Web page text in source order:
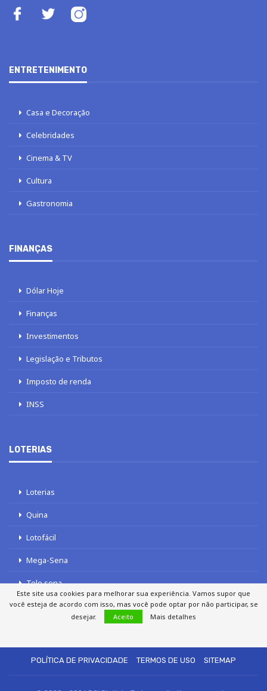
ENTRETENIMENTO
Casa e Decoração
Celebridades
Cinema & TV
Cultura
Gastronomia
FINANÇAS
Dólar Hoje
Finanças
Investimentos
Legislação e Tributos
Imposto de renda
INSS
LOTERIAS
Loterias
Quina
Lotofácil
Mega-Sena
Tele sena
POLÍTICA DE PRIVACIDADE
TERMOS DE USO SITEMAP
Este site usa cookies para melhorar sua experiência. Vamos supor que
você esteja de acordo com isso, mas você pode optar por não participar, se
desejar.
Aceito Mais detalhes